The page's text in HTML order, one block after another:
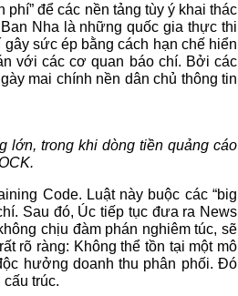
để các nền tảng tùy ý khai thác
Nha là những quốc gia thực thi
sức ép bằng cách hạn chế hiển
với các cơ quan báo chí. Bởi các
mai chính nền dân chủ thông tin
lớn, trong khi dòng tiền quảng cáo
Code. Luật này buộc các “big
Sau đó, Úc tiếp tục đưa ra News
chịu đàm phán nghiêm túc, sẽ
rõ ràng: Không thể tồn tại một mô
hưởng doanh thu phân phối. Đó
trúc.